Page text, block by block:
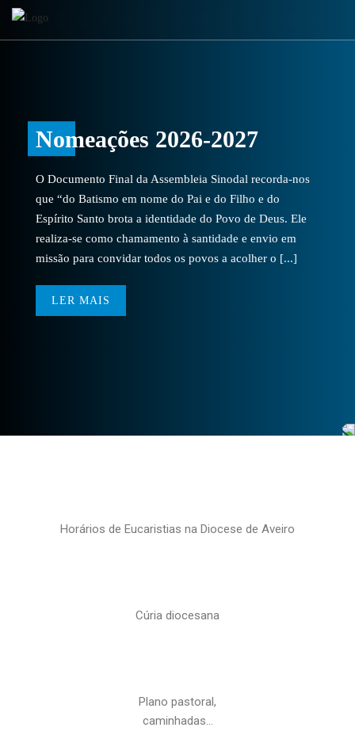
Nomeações 2026-2027
O Documento Final da Assembleia Sinodal recorda-nos
que “do Batismo em nome do Pai e do Filho e do
Espírito Santo brota a identidade do Povo de Deus. Ele
realiza-se como chamamento à santidade e envio em
missão para convidar todos os povos a acolher o [...]
LER MAIS
Horários de Eucaristias na Diocese de Aveiro
Cúria diocesana
Plano pastoral,
caminhadas…